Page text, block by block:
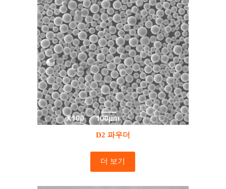
D2 파우더
더 보기